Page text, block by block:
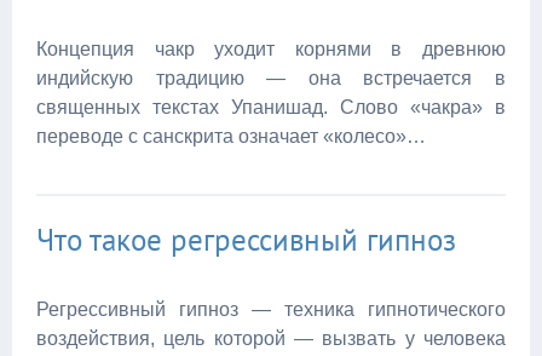
Концепция чакр уходит корнями в древнюю
индийскую традицию — она встречается в
священных текстах Упанишад. Слово «чакра» в
переводе с санскрита означает «колесо»…
Что такое регрессивный гипноз
Регрессивный гипноз — техника гипнотического
воздействия, цель которой — вызвать у человека